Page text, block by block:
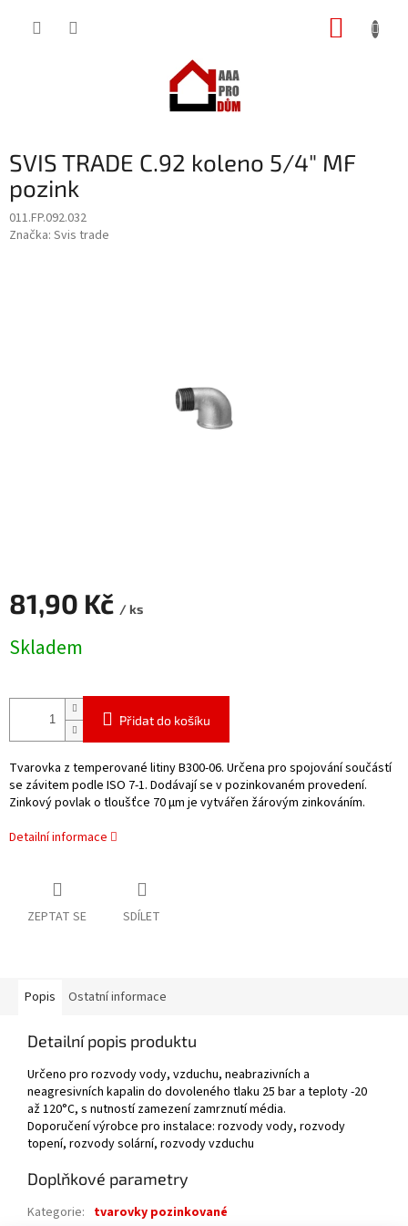
SVIS TRADE C.92 koleno 5/4" MF
pozink
011.FP.092.032
Značka: Svis trade
81,90 Kč / ks
cena:
Skladem
Přidat do košíku
Tvarovka z temperované litiny B300-06. Určena pro spojování součástí
se závitem podle ISO 7-1. Dodávají se v pozinkovaném provedení.
Zinkový povlak o tloušťce 70 μm je vytvářen žárovým zinkováním.
Detailní informace
ZEPTAT SE SDÍLET
Popis Ostatní informace
Detailní popis produktu
Určeno pro rozvody vody, vzduchu, neabrazivních a
neagresivních kapalin do dovoleného tlaku 25 bar a teploty -20
až 120°C, s nutností zamezení zamrznutí média.
Doporučení výrobce pro instalace: rozvody vody, rozvody
topení, rozvody solární, rozvody vzduchu
Doplňkové parametry
Kategorie: tvarovky pozinkované